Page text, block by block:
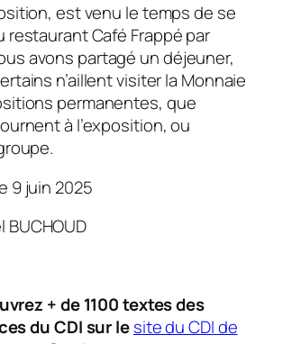
est venu le temps de se
restaurant Café Frappé par
avons partagé un déjeuner,
n’aillent visiter la Monnaie
permanentes, que
à l’exposition, ou
9 juin 2025
+ de 1100 textes des
du CDI sur lesite du CDI de